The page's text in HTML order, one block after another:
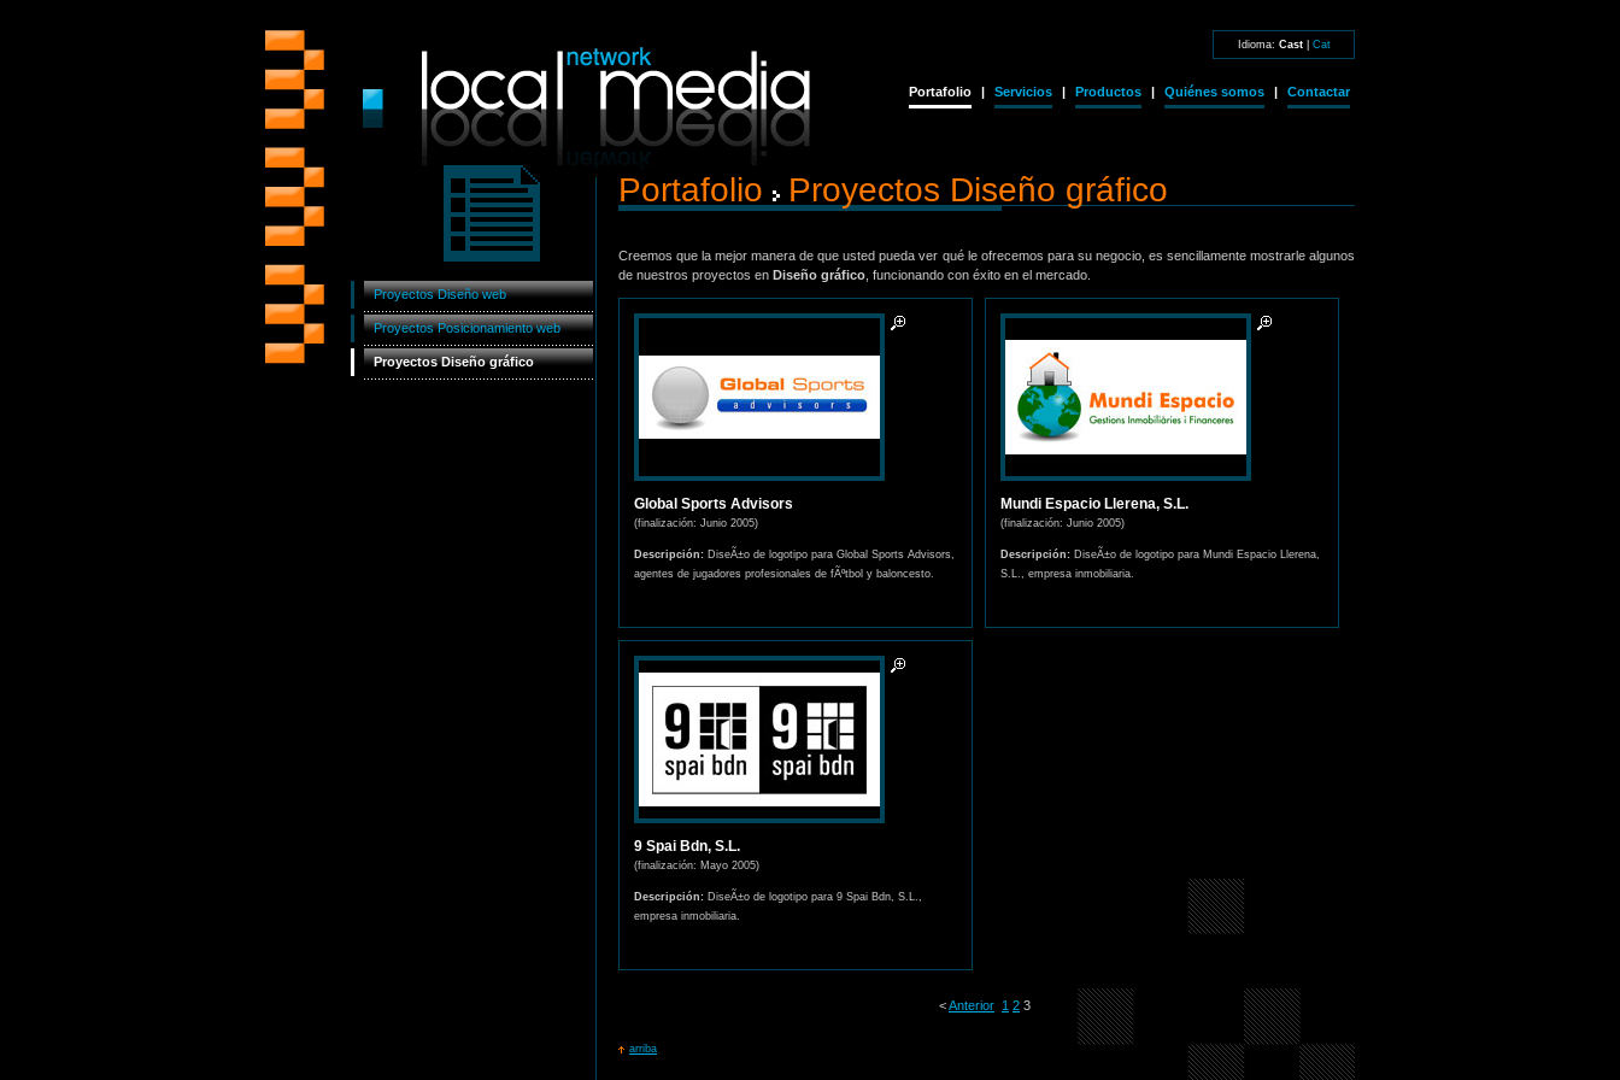
Idioma: Cast| Cat
Portafolio | Servicios | Productos | Quiénes somos | Contactar
Proyectos Diseño web
Proyectos Posicionamiento web
Proyectos Diseño gráfico
Portafolio Proyectos Diseño gráfico
Creemos que la mejor manera de que usted pueda ver qué le ofrecemos para su negocio, es sencillamente mostrarle algunos
de nuestros proyectos en Diseño gráfico , funcionando con éxito en el mercado.
Global Sports Advisors
(finalización: Junio 2005)
Descripción: DiseÃ±o de logotipo para Global Sports Advisors,
agentes de jugadores profesionales de fÃºtbol y baloncesto.
Mundi Espacio Llerena, S.L.
(finalización: Junio 2005)
Descripción: DiseÃ±o de logotipo para Mundi Espacio Llerena,
S.L., empresa inmobiliaria.
9 Spai Bdn, S.L.
(finalización: Mayo 2005)
Descripción: DiseÃ±o de logotipo para 9 Spai Bdn, S.L.,
empresa inmobiliaria.
<Anterior 1 2 3
arriba